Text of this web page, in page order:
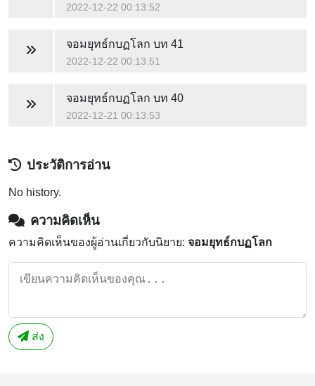
2022-12-22 00:13:52
จอมยุทธ์กบฏโลก บท 41
2022-12-22 00:13:51
จอมยุทธ์กบฏโลก บท 40
2022-12-21 00:13:53
ประวัติการอ่าน
No history.
ความคิดเห็น
ความคิดเห็นของผู้อ่านเกี่ยวกับนิยาย: จอมยุทธ์กบฏโลก
ส่ง